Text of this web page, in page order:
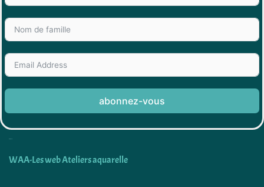
abonnez-vous
WAA-Les web Ateliers aquarelle